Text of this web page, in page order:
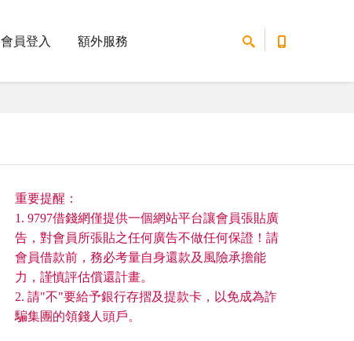
會員登入 額外服務
重要提醒：
1. 9797借錢網僅提供一個網站平台讓會員張貼廣
告，對會員所張貼之任何廣告不做任何保證！請
會員借款前，務必考量自身還款及風險承擔能
力，謹慎評估償還計畫。
2. 請"不"要給予銀行存摺及提款卡，以免成為詐
騙集團的領錢人頭戶。